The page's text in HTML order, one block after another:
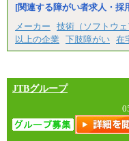
[関連する障がい者求人・採
メーカー
技術（ソフトウ
以上の企業
下肢障がい 在
JTBグループ